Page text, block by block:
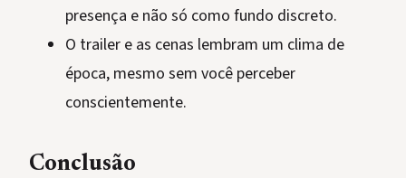
presença e não só como fundo discreto.
O trailer e as cenas lembram um clima de
época, mesmo sem você perceber
conscientemente.
Conclusão